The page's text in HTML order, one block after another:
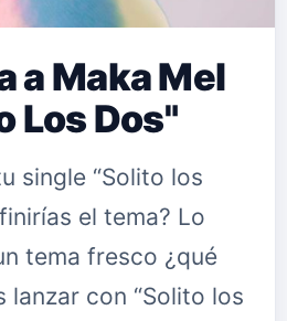
a Maka Mel
Los Dos"
single “Solito los
el tema? Lo
tema fresco ¿qué
lanzar con “Solito los